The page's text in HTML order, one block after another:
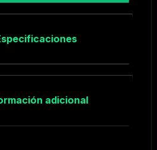
adicional